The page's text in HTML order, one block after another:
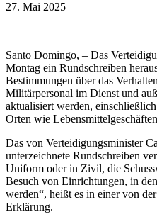
27. Mai 2025
Santo Domingo, – Das
Montag ein Rundschreiben
Bestimmungen über das
Militärpersonal im Dienst und
aktualisiert werden,
Orten wie
Das von Verteidigungsminister
unterzeichnete Rundschreiben
Uniform oder in Zivil, die
Besuch von Einrichtungen, in
werden“, heißt es in einer von
Erklärung.